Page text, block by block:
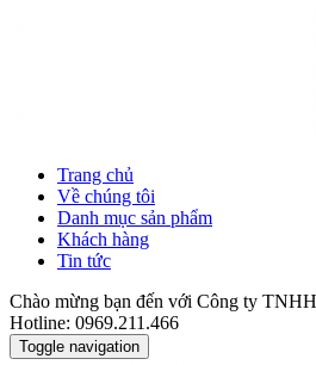
Trang chủ
Về chúng tôi
Danh mục sản phẩm
Khách hàng
Tin tức
Chào mừng bạn đến với Công ty
Hotline: 0969.211.466
Toggle navigation